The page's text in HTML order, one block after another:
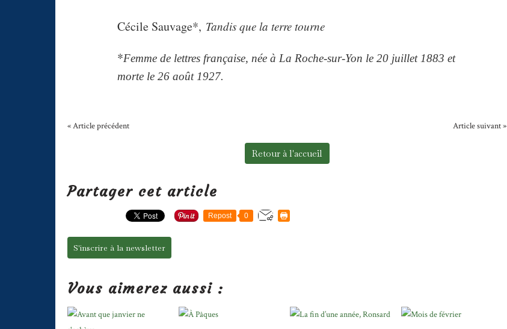
Cécile Sauvage*, Tandis que la terre tourne
*Femme de lettres française, née à La Roche-sur-Yon le 20 juillet 1883 et
morte le 26 août 1927.
« Article précédent Article suivant »
Retour à l'accueil
Partager cet article
Repost 0
S'inscrire à la newsletter
Vous aimerez aussi :